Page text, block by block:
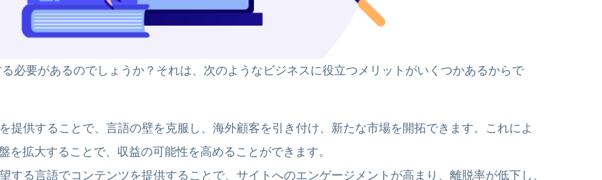
必要があるのでしょうか？それは、次のようなビジネスに役立つメリットがいくつかあるからで
提供することで、言語の壁を克服し、海外顧客を引き付け、新たな市場を開拓できます。これによ
拡大することで、収益の可能性を高めることができます。
する言語でコンテンツを提供することで、サイトへのエンゲージメントが高まり、離脱率が低下し、